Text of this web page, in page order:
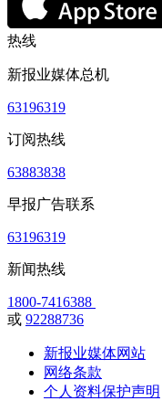
热线
新报业媒体总机
63196319
订阅热线
63883838
早报广告联系
63196319
新闻热线
1800-7416388
或 92288736
新报业媒体网站
网络条款
个人资料保护声明